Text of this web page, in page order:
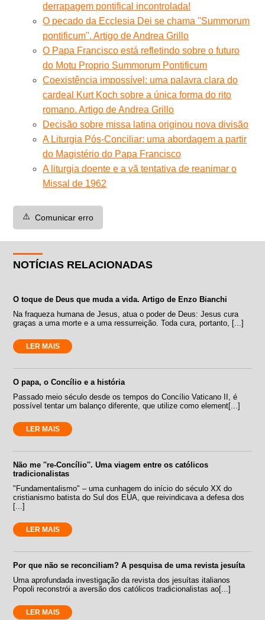
derrapagem pontifical incontrolada!
O pecado da Ecclesia Dei se chama ''Summorum
pontificum''. Artigo de Andrea Grillo
O Papa Francisco está refletindo sobre o futuro
do Motu Proprio Summorum Pontificum
Coexistência impossível: uma palavra clara do
cardeal Kurt Koch sobre a única forma do rito
romano. Artigo de Andrea Grillo
Decisão sobre missa latina originou nova divisão
A Liturgia Pós-Conciliar: uma abordagem a partir
do Magistério do Papa Francisco
A liturgia doente e a vã tentativa de reanimar o
Missal de 1962
⚠️ Comunicar erro
NOTÍCIAS RELACIONADAS
O toque de Deus que muda a vida. Artigo de Enzo Bianchi
Na fraqueza humana de Jesus, atua o poder de Deus: Jesus cura
graças a uma morte e a uma ressurreição. Toda cura, portanto, [...]
LER MAIS
O papa, o Concílio e a história
Passado meio século desde os tempos do Concílio Vaticano II, é
possível tentar um balanço diferente, que utilize como element[...]
LER MAIS
Não me ''re-Concílio''. Uma viagem entre os católicos
tradicionalistas
"Fundamentalismo" – uma cunhagem do início do século XX do
cristianismo batista do Sul dos EUA, que reivindicava a defesa dos
[...]
LER MAIS
Por que não se reconciliam? A pesquisa de uma revista jesuíta
Uma aprofundada investigação da revista dos jesuítas italianos
Popoli reconstrói a aversão dos católicos tradicionalistas ao[...]
LER MAIS